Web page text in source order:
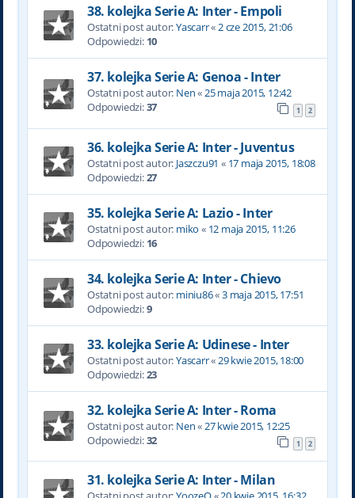
38. kolejka Serie A: Inter - Empoli
Ostatni post autor:Yascarr«2 cze 2015, 21:06
Odpowiedzi: 10
37. kolejka Serie A: Genoa - Inter
Ostatni post autor: Nen«25 maja 2015, 12:42
Odpowiedzi:37 1 2
36. kolejka Serie A: Inter - Juventus
Ostatni post autor: Jaszczu91 « 17 maja 2015, 18:08
Odpowiedzi:27
35. kolejka Serie A: Lazio - Inter
Ostatni post autor: miko « 12 maja 2015, 11:26
Odpowiedzi: 16
34. kolejka Serie A: Inter - Chievo
Ostatni post autor: miniu86«3 maja 2015, 17:51
Odpowiedzi:9
33. kolejka Serie A: Udinese - Inter
Ostatni post autor:Yascarr«29 kwie 2015, 18:00
Odpowiedzi:23
32. kolejka Serie A: Inter - Roma
Ostatni post autor: Nen«27 kwie 2015, 12:25
Odpowiedzi:32 1 2
31. kolejka Serie A: Inter - Milan